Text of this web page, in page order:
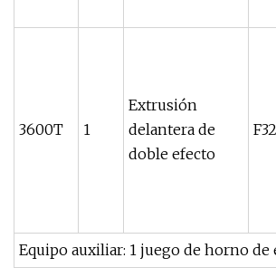
3600T 1
Extrusión
delantera de
doble efecto
Equipo auxiliar: 1 juego de horno